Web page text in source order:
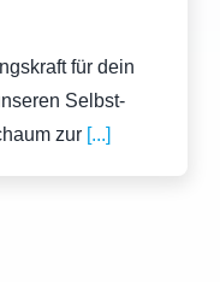
für dein
Selbst-
zur[...]